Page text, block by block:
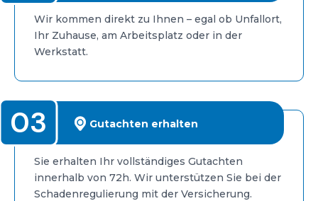
Wir kommen direkt zu Ihnen – egal ob Unfallort,
Ihr Zuhause, am Arbeitsplatz oder in der
Werkstatt.
03 Gutachten erhalten
Sie erhalten Ihr vollständiges Gutachten
innerhalb von 72h. Wir unterstützen Sie bei der
Schadenregulierung mit der Versicherung.